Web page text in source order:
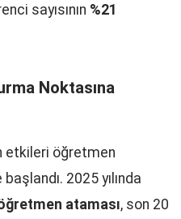
sayısının %21
Noktasına
etkileri öğretmen
2025 yılında
ataması, son 20